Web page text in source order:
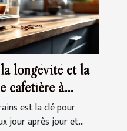
longévité et la
cafetière à
est la clé pour
jour après jour et...